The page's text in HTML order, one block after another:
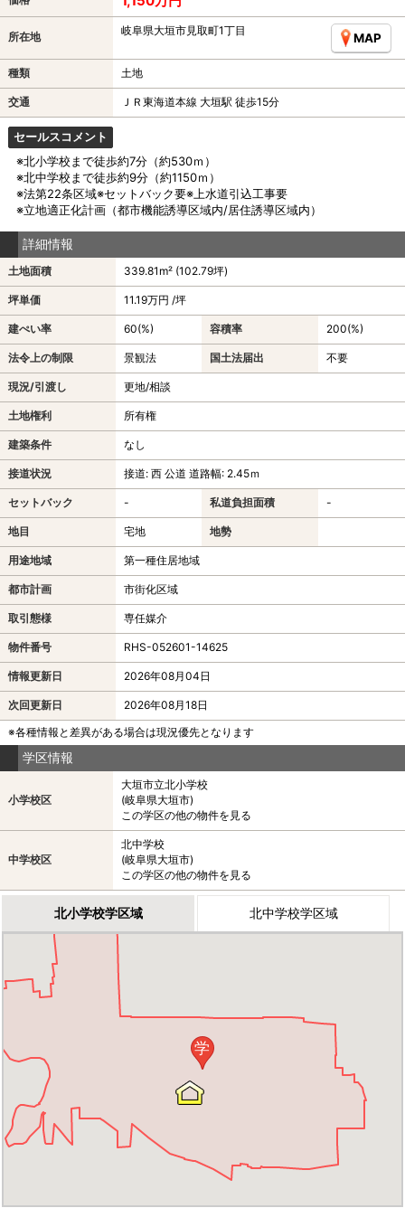
所在地 岐阜県大垣市見取町1丁目
MAP
種類 土地
交通 ＪＲ東海道本線 大垣駅 徒歩15分
セールスコメント
※北小学校まで徒歩約7分（約530ｍ）
※北中学校まで徒歩約9分（約1150ｍ）
※法第22条区域※セットバック要※上水道引込工事要
※立地適正化計画（都市機能誘導区域内/居住誘導区域内）
詳細情報
土地面積 339.81m² (102.79坪)
坪単価 11.19万円 /坪
建ぺい率 60(%) 容積率 200(%)
法令上の制限 景観法 国土法届出 不要
現況/引渡し 更地/相談
土地権利 所有権
建築条件 なし
接道状況 接道: 西 公道 道路幅: 2.45ｍ
セットバック - 私道負担面積 -
地目 宅地 地勢
用途地域 第一種住居地域
都市計画 市街化区域
取引態様 専任媒介
物件番号 RHS-052601-14625
情報更新日 2026年08月04日
次回更新日
2026年08月18日
※各種情報と差異がある場合は現況優先となります
学区情報
小学校区
大垣市立北小学校
(岐阜県大垣市)
この学区の他の物件を見る
中学校区
北中学校
(岐阜県大垣市)
この学区の他の物件を見る
北小学校学区域 北中学校学区域
学